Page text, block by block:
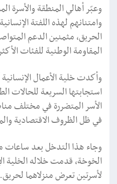
وعبّر أهالي المنطقة والأسرة
وامتنانهم لهذه اللفتة
الحريق، مثمنين الدعم
المقاومة الوطنية للفئات
وأكدت خلية الأعمال
استجابتها السريعة للحالات
الأسر المتضررة في مختلف
في ظل الظروف الاقتصادية
وجاء هذا التدخل بعد
الخوخة، قدمت خلاله الخلية
لأسرتين تعرض منزلاهما لحريق.